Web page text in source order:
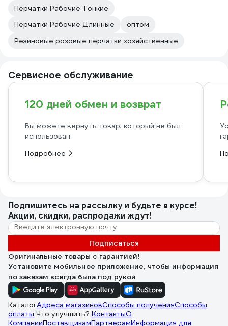
Перчатки Рабочие Тонкие
Перчатки Рабочие Длинные
оптом
Резиновые розовые перчатки хозяйственные
Сервисное обслуживание
120 дней обмен и возврат
Вы можете вернуть товар, который не был
использован
Подробнее
Подпишитесь на рассылкуи будьте в курсе!
Акции, скидки, распродажи ждут!
Подписаться
Оригинальные товары с гарантией!
Установите мобильное приложение, чтобы информация
по заказам всегда была под рукой
КаталогАдреса магазиновСпособы полученияСпособы
оплаты Что улучшить? КонтактыО
КомпанииПоставщикамПартнерамИнформация для